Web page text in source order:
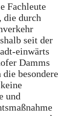
Fachleute
die durch
seit der
einwärts
Damms
besondere
und